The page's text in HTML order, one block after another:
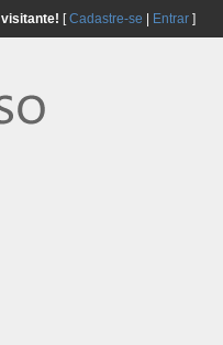
visitante! [Cadastre-se Entrar]